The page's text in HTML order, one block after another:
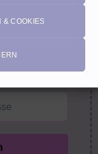
& COOKIES
Aktionen